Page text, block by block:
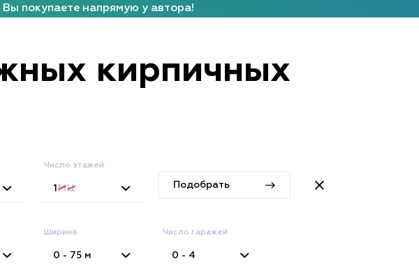
покупаете напрямую у автора!
кирпичных
Число этажей
1 МЦ Подобрать
Ширина
0 - 75 м
Число гаражей
0 - 4